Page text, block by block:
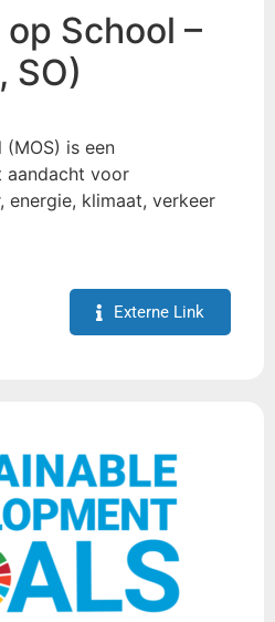
School –
SO)
is een
aandacht voor
energie, klimaat, verkeer
Externe Link